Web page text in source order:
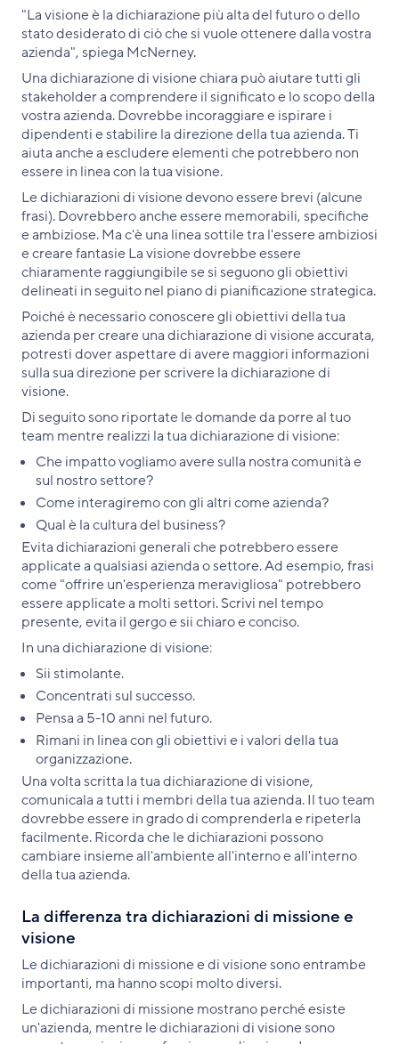
"La visione è la dichiarazione più alta del futuro o dello
stato desiderato di ciò che si vuole ottenere dalla vostra
azienda", spiega McNerney.
Una dichiarazione di visione chiara può aiutare tutti gli
stakeholder a comprendere il significato e lo scopo della
vostra azienda. Dovrebbe incoraggiare e ispirare i
dipendenti e stabilire la direzione della tua azienda. Ti
aiuta anche a escludere elementi che potrebbero non
essere in linea con la tua visione.
Le dichiarazioni di visione devono essere brevi (alcune
frasi). Dovrebbero anche essere memorabili, specifiche
e ambiziose. Ma c'è una linea sottile tra l'essere ambiziosi
e creare fantasie La visione dovrebbe essere
chiaramente raggiungibile se si seguono gli obiettivi
delineati in seguito nel piano di pianificazione strategica.
Poiché è necessario conoscere gli obiettivi della tua
azienda per creare una dichiarazione di visione accurata,
potresti dover aspettare di avere maggiori informazioni
sulla sua direzione per scrivere la dichiarazione di
visione.
Di seguito sono riportate le domande da porre al tuo
team mentre realizzi la tua dichiarazione di visione:
Che impatto vogliamo avere sulla nostra comunità e
sul nostro settore?
Come interagiremo con gli altri come azienda?
Qual è la cultura del business?
Evita dichiarazioni generali che potrebbero essere
applicate a qualsiasi azienda o settore. Ad esempio, frasi
come "offrire un'esperienza meravigliosa" potrebbero
essere applicate a molti settori. Scrivi nel tempo
presente, evita il gergo e sii chiaro e conciso.
In una dichiarazione di visione:
Sii stimolante.
Concentrati sul successo.
Pensa a 5-10 anni nel futuro.
Rimani in linea con gli obiettivi e i valori della tua
organizzazione.
Una volta scritta la tua dichiarazione di visione,
comunicala a tutti i membri della tua azienda. Il tuo team
dovrebbe essere in grado di comprenderla e ripeterla
facilmente. Ricorda che le dichiarazioni possono
cambiare insieme all'ambiente all'interno e all'interno
della tua azienda.
La differenza tra dichiarazioni di missione e
visione
Le dichiarazioni di missione e di visione sono entrambe
importanti, ma hanno scopi molto diversi.
Le dichiarazioni di missione mostrano perché esiste
un'azienda, mentre le dichiarazioni di visione sono